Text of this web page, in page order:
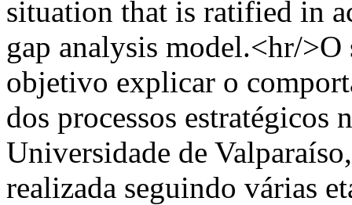
situation that is ratified in
gap analysis model.<hr/
objetivo explicar o
dos processos estratégicos
Universidade de
realizada seguindo várias